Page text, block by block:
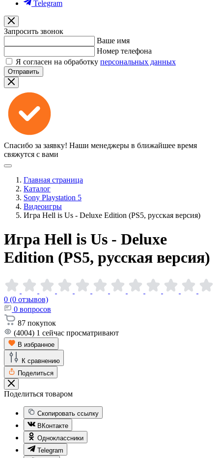
Telegram
Запросить звонок
Ваше имя
Номер телефона
Я согласен на обработку персональных данных
Отправить
Спасибо за заявку! Наши менеджеры в ближайшее время
свяжутся с вами
Главная страница
Каталог
Sony Playstation 5
Видеоигры
Игра Hell is Us - Deluxe Edition (PS5, русская версия)
Игра Hell is Us - Deluxe
Edition (PS5, русская версия)
0 (0 отзывов)
0 вопросов
87 покупок
(4004) 1 сейчас просматривают
В избранное
К сравнению
Поделиться
Поделиться товаром
Скопировать ссылку
ВКонтакте
Одноклассники
Telegram